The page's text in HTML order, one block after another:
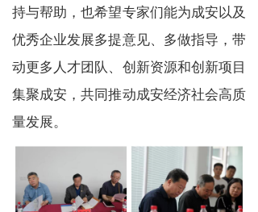
持与帮助，也希望专家们能为成安以及
优秀企业发展多提意见、多做指导，带
动更多人才团队、创新资源和创新项目
集聚成安，共同推动成安经济社会高质
量发展。